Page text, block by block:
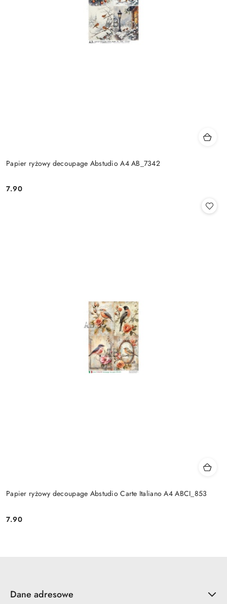
Papier ryżowy decoupage Abstudio A4 AB_7342
Cena:
7.90
Papier ryżowy decoupage Abstudio Carte Italiano A4 ABCI_853
Cena:
7.90
Dane adresowe